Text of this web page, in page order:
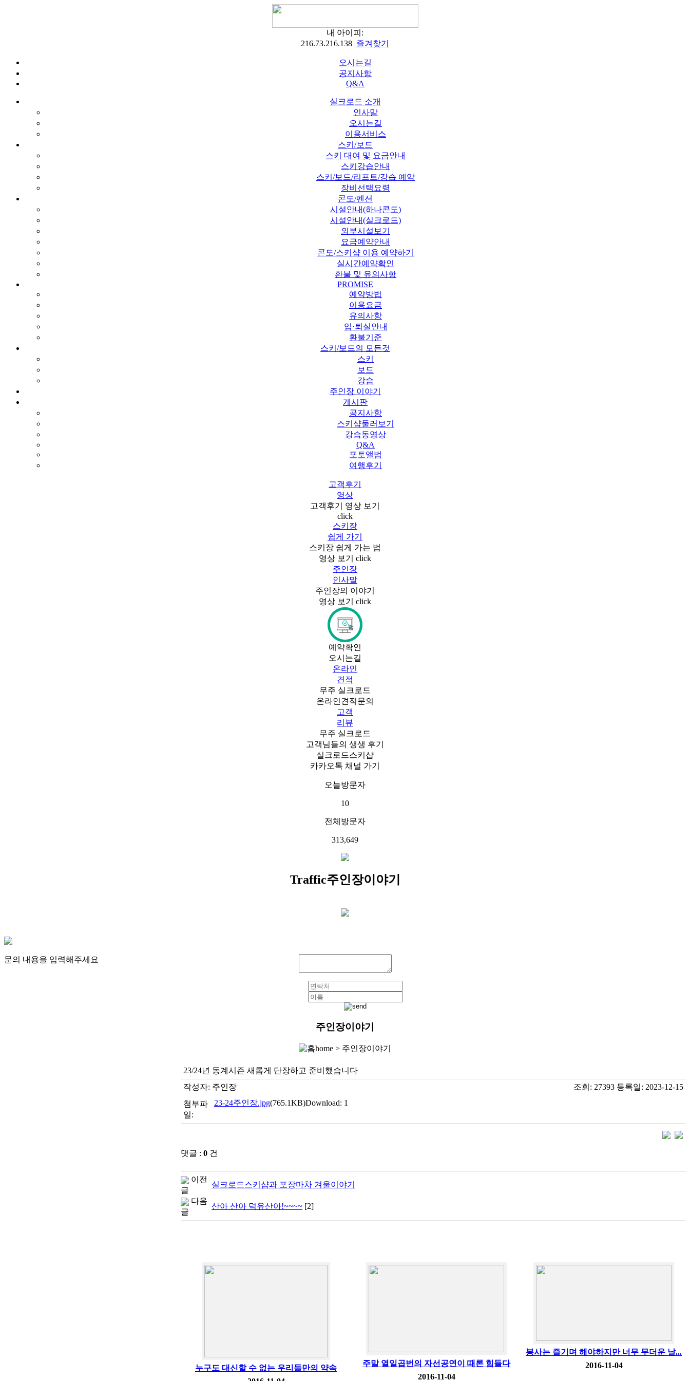
내 아이피:
216.73.216.138 즐겨찾기
오시는길
공지사항
Q&A
실크로드 소개
인사말
오시는길
이용서비스
스키/보드
스키 대여 및 요금안내
스키강습안내
스키/보드/리프트/강습 예약
장비선택요령
콘도/펜션
시설안내(하나콘도)
시설안내(실크로드)
외부시설보기
요금예약안내
콘도/스키샵 이용 예약하기
실시간예약확인
환불 및 유의사항
PROMISE
예약방법
이용요금
유의사항
입·퇴실안내
환불기준
스키/보드의 모든것
스키
보드
강습
주인장 이야기
게시판
공지사항
스키샵둘러보기
강습동영상
Q&A
포토앨범
여행후기
고객후기
영상
고객후기 영상 보기
click
스키장
쉽게 가기
스키장 쉽게 가는 법
영상 보기 click
주인장
인사말
주인장의 이야기
영상 보기 click
예약확인
오시는길
온라인
견적
무주 실크로드
온라인견적문의
고객
리뷰
무주 실크로드
고객님들의 생생 후기
실크로드스키샵
카카오톡 채널 가기
오늘방문자
10
전체방문자
313,649
Traffic주인장이야기
문의 내용을 입력해주세요
주인장이야기
home > 주인장이야기
23/24년 동계시즌 새롭게 단장하고 준비했습니다
작성자: 주인장 조회: 27393 등록일: 2023-12-15
첨부파
일:
23-24주인장.jpg(765.1KB)Download: 1
댓글 : 0 건
이전
글
실크로드스키샵과 포장마차 겨울이야기
다음
글
산아 산아 덕유산아!~~~~ [2]
누구도 대신할 수 없는 우리들만의 약속
주말 열일곱번의 자선공연이 때론 힘들다
2016-11-04
봉사는 즐기며 해야하지만 너무 무더운 날...
2016-11-04